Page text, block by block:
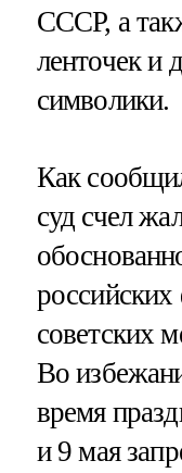
СССР, а
ленточек и
символики.
Как
суд счел
советских
Во
время
и 9 мая